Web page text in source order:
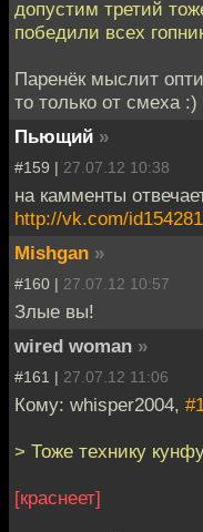
допустим третий
победили всех
Паренёк мыслит
то только от смеха :)
Пьющий »
#159 | 27.07.12 10:38
на камменты
http://vk.com/
Mishgan »
#160 | 27.07.12 10:57
Злые вы!
wired woman »
#161 | 27.07.12 11:06
Кому: whisper2004,
> Тоже технику
[краснеет]